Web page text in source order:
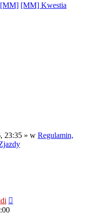
[MM] [MM] Kwestia
23:35 » w Regulamin,